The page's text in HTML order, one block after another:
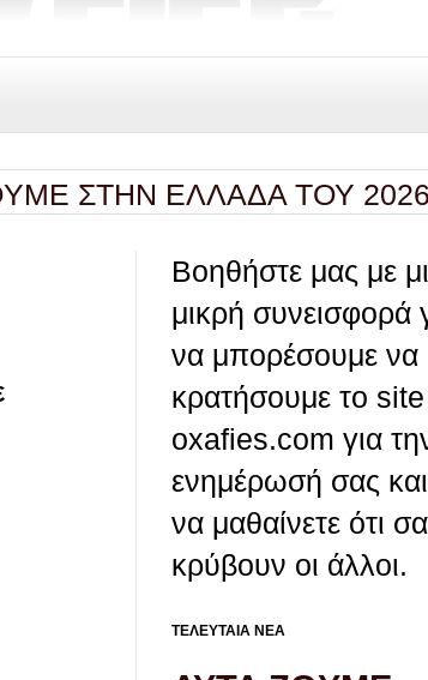
ΣΤΗΝ ΕΛΛΑΔΑ ΤΟΥ 2026
Βοηθήστε μας με
μικρή συνεισφορά
να μπορέσουμε να
κρατήσουμε το site
oxafies.com για
ενημέρωσή σας
να μαθαίνετε ότι
κρύβουν οι άλλοι.
ΤΕΛΕΥΤΑΙΑ ΝΕΑ